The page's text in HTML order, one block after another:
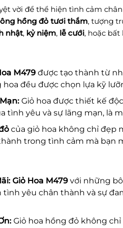
vời để thể hiện tình cảm
hồng đỏ tươi thắm, tượng
nhật, kỷ niệm, lễ cưới, hoặc
M479 được tạo thành từ
đều được chọn lựa kỹ
Giỏ hoa được thiết kế
tình yêu và sự lãng mạn, là
của giỏ hoa không chỉ đẹp
trong tình cảm mà bạn
Giỏ Hoa M479 với những
yêu chân thành và sự
Giỏ hoa hồng đỏ không